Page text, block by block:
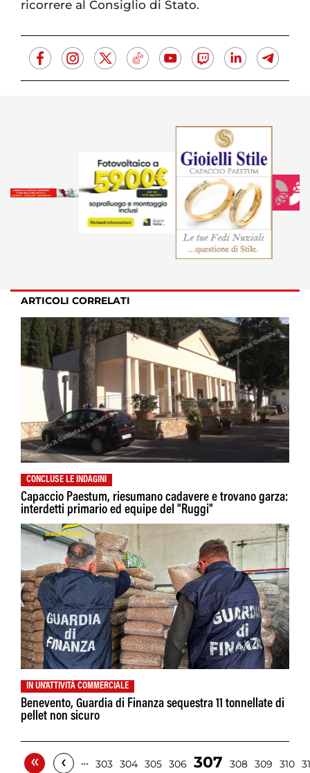
ricorrere al Consiglio di Stato.
ARTICOLI CORRELATI
CONCLUSE LE INDAGINI
Capaccio Paestum, riesumano cadavere e trovano garza:
interdetti primario ed equipe del "Ruggi"
IN UN'ATTIVITÀ COMMERCIALE
Benevento, Guardia di Finanza sequestra 11 tonnellate di
pellet non sicuro
« ‹ … 303 304 305 306 307 308 309 310